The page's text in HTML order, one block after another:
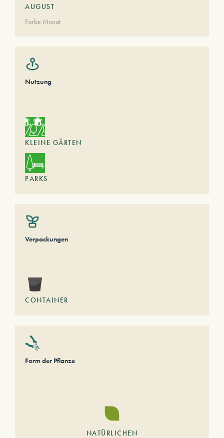
AUGUST
Farbe Monat
Nutzung
KLEINE GÄRTEN
PARKS
Verpackungen
CONTAINER
Form der Pflanze
NATÜRLICHEN